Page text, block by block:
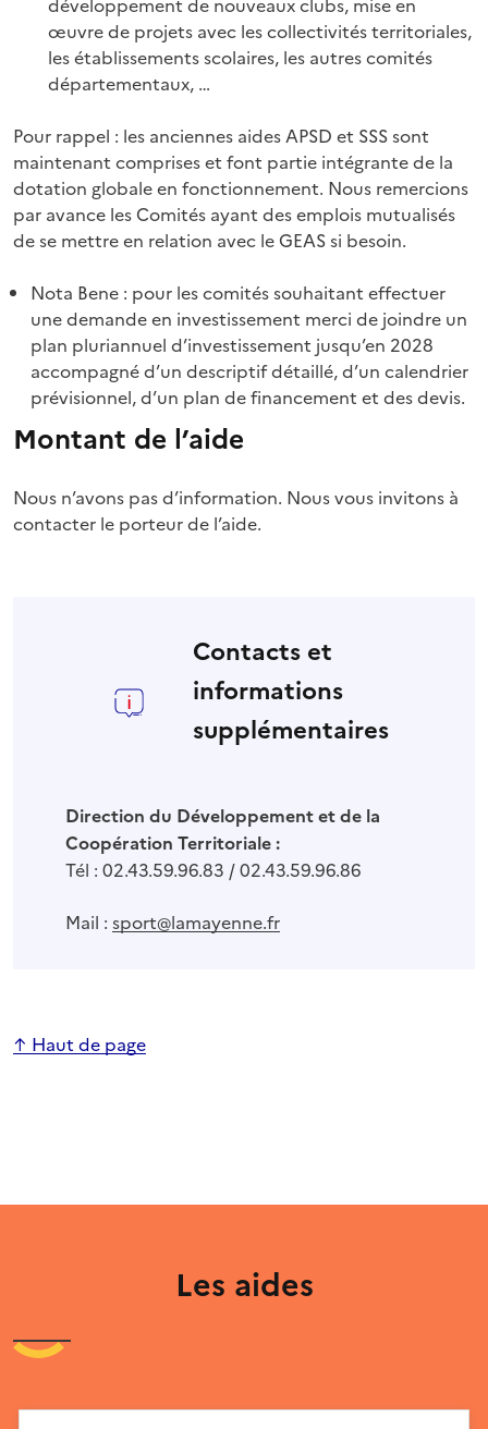
œuvre de projets avec les collectivités territoriales,
les établissements scolaires, les autres comités
départementaux, …
Pour rappel : les anciennes aides APSD et SSS sont
maintenant comprises et font partie intégrante de la
dotation globale en fonctionnement. Nous remercions
par avance les Comités ayant des emplois mutualisés
de se mettre en relation avec le GEAS si besoin.
Nota Bene : pour les comités souhaitant effectuer
une demande en investissement merci de joindre un
plan pluriannuel d’investissement jusqu’en 2028
accompagné d’un descriptif détaillé, d’un calendrier
prévisionnel, d’un plan de financement et des devis.
Montant de l’aide
Nous n’avons pas d’information. Nous vous invitons à
contacter le porteur de l’aide.
Contacts et
informations
supplémentaires
Direction du Développement et de la
Coopération Territoriale :
Tél : 02.43.59.96.83 / 02.43.59.96.86
Mail : sport@lamayenne.fr
↑ Haut de page
Les aides